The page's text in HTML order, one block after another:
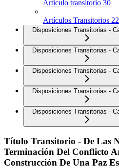
Artículo transitorio 30
Artículos Transitorios
Disposiciones Transitorias -
Disposiciones Transitorias -
Disposiciones Transitorias -
Disposiciones Transitorias -
Disposiciones Transitorias -
Título Transitorio - De Las
Terminación Del Conflicto
Construcción De Una Paz